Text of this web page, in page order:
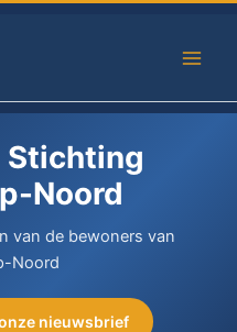
Stichting
Noord
van de bewoners van
Noord
nieuwsbrief